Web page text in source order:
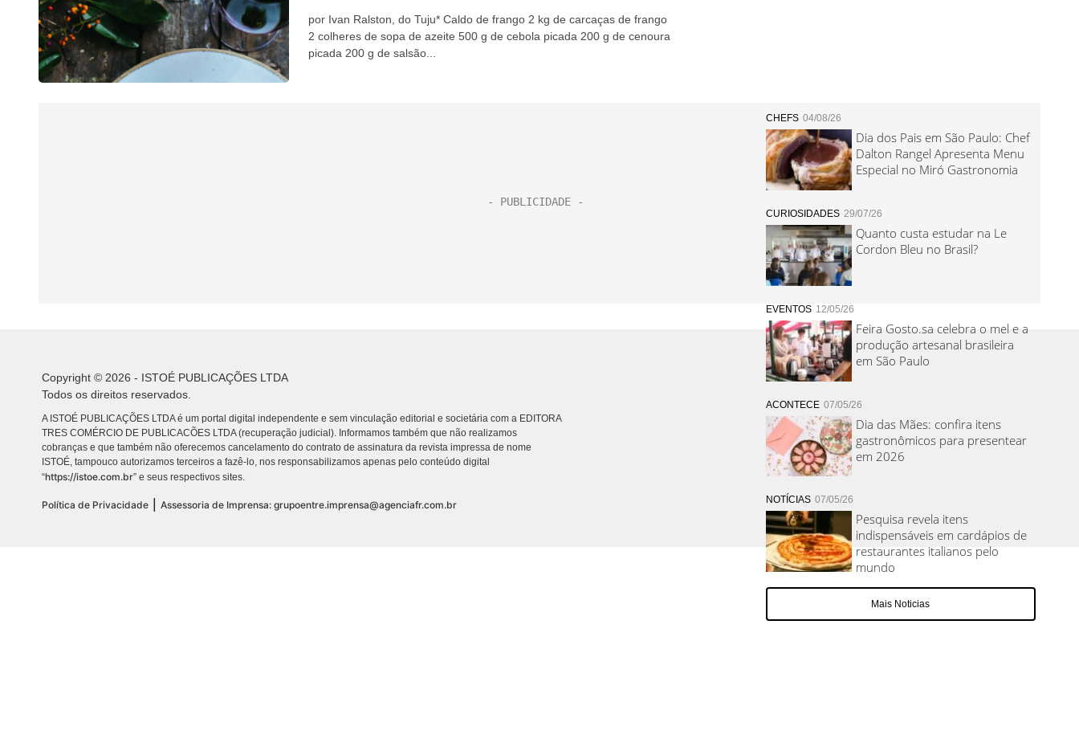
por Ivan Ralston, do Tuju* Caldo de frango 2 kg de carcaças de frango
2 colheres de sopa de azeite 500 g de cebola picada 200 g de cenoura
picada 200 g de salsão...
CHEFS 04/08/26
Dia dos Pais em São Paulo: Chef
Dalton Rangel Apresenta Menu
Especial no Miró Gastronomia
CURIOSIDADES 29/07/26
Quanto custa estudar na Le
Cordon Bleu no Brasil?
EVENTOS 12/05/26
Feira Gosto.sa celebra o mel e a
produção artesanal brasileira
em São Paulo
ACONTECE 07/05/26
Dia das Mães: confira itens
gastronômicos para presentear
em 2026
NOTÍCIAS 07/05/26
Pesquisa revela itens
indispensáveis em cardápios de
restaurantes italianos pelo
mundo
Mais Noticias
Copyright © 2026 - ISTOÉ PUBLICAÇÕES LTDA
Todos os direitos reservados.
A ISTOÉ PUBLICAÇÕES LTDA é um portal digital independente e sem vinculação editorial e societária com a EDITORA
TRES COMÉRCIO DE PUBLICACÕES LTDA (recuperação judicial). Informamos também que não realizamos
cobranças e que também não oferecemos cancelamento do contrato de assinatura da revista impressa de nome
ISTOÉ, tampouco autorizamos terceiros a fazê-lo, nos responsabilizamos apenas pelo conteúdo digital
“https://istoe.com.br” e seus respectivos sites.
Política de Privacidade Assessoria de Imprensa: grupoentre.imprensa@agenciafr.com.br